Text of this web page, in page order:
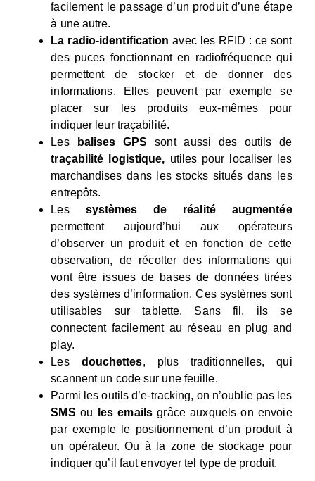
facilement le passage d’un produit d’une étape
à une autre.
La radio-identification avec les RFID : ce sont
des puces fonctionnant en radiofréquence qui
permettent de stocker et de donner des
informations. Elles peuvent par exemple se
placer sur les produits eux-mêmes pour
indiquer leur traçabilité.
Les
balises GPS sont aussi des outils de
traçabilité logistique, utiles pour localiser les
marchandises dans les stocks situés dans les
entrepôts.
Les systèmes de réalité
augmentée
permettent aujourd’hui aux opérateurs
d’observer un produit et en fonction de cette
observation, de récolter des informations qui
vont être issues de bases de données tirées
des systèmes d’information. Ces systèmes sont
utilisables sur tablette. Sans fil, ils se
connectent facilement au réseau en plug and
play.
Les douchettes, plus traditionnelles, qui
scannent un code sur une feuille.
Parmi les outils d’e-tracking, on n’oublie pas les
SMS ou les emailsgrâce auxquels on envoie
par exemple le positionnement d’un produit à
un opérateur. Ou à la zone de stockage pour
indiquer qu’il faut envoyer tel type de produit.